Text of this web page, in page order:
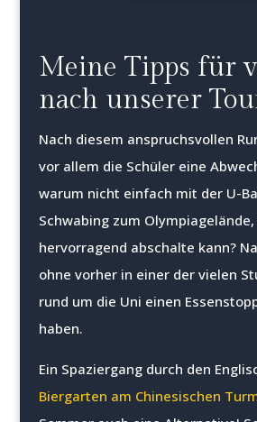
Meine Tipps für
nach unserer
Nach diesem anspruchsvollen
vor allem die Schüler eine
warum nicht einfach mit der U-
Schwabing zum
hervorragend abschalte kann?
ohne vorher in einer der vielen
rund um die Uni einen
haben.
Ein Spaziergang durch den
Biergarten am Chinesischen